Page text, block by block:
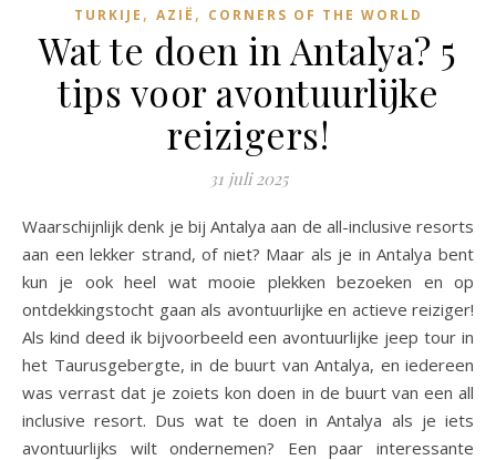
TURKIJE , AZIË , CORNERS OF THE WORLD
Wat te doen in Antalya? 5
tips voor avontuurlijke
reizigers!
31 juli 2025
Waarschijnlijk denk je bij Antalya aan de all-inclusive resorts
aan een lekker strand, of niet? Maar als je in Antalya bent
kun je ook heel wat mooie plekken bezoeken en op
ontdekkingstocht gaan als avontuurlijke en actieve reiziger!
Als kind deed ik bijvoorbeeld een avontuurlijke jeep tour in
het Taurusgebergte, in de buurt van Antalya, en iedereen
was verrast dat je zoiets kon doen in de buurt van een all
inclusive resort. Dus wat te doen in Antalya als je iets
avontuurlijks wilt ondernemen? Een paar interessante